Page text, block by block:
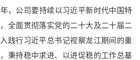
，公司要持续以习近平新时代中国特
全面贯彻落实党的二十大及二十届二
践行习近平总书记视察龙江期间的重
秉持稳中求进、以进促稳的工作总基